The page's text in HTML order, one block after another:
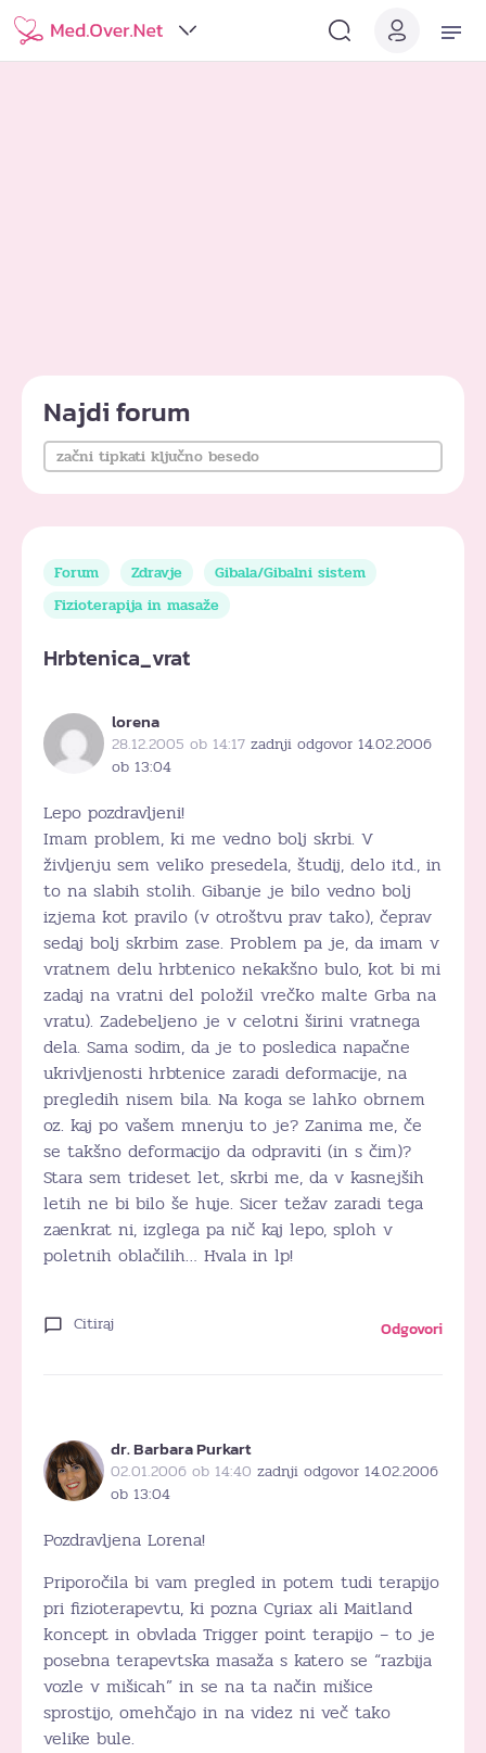
Najdi forum
Forum Zdravje
Gibala/Gibalni sistem
Fizioterapija in masaže
Hrbtenica_vrat
lorena
28.12.2005 ob 14:17 zadnji odgovor 14.02.2006
ob 13:04
Lepo pozdravljeni!
Imam problem, ki me vedno bolj skrbi. V
življenju sem veliko presedela, študij, delo itd., in
to na slabih stolih. Gibanje je bilo vedno bolj
izjema kot pravilo (v otroštvu prav tako), čeprav
sedaj bolj skrbim zase. Problem pa je, da imam v
vratnem delu hrbtenico nekakšno bulo, kot bi mi
zadaj na vratni del položil vrečko malte Grba na
vratu). Zadebeljeno je v celotni širini vratnega
dela. Sama sodim, da je to posledica napačne
ukrivljenosti hrbtenice zaradi deformacije, na
pregledih nisem bila. Na koga se lahko obrnem
oz. kaj po vašem mnenju to je? Zanima me, če
se takšno deformacijo da odpraviti (in s čim)?
Stara sem trideset let, skrbi me, da v kasnejših
letih ne bi bilo še huje. Sicer težav zaradi tega
zaenkrat ni, izglega pa nič kaj lepo, sploh v
poletnih oblačilih… Hvala in lp!
Citiraj Odgovori
dr. Barbara Purkart
02.01.2006 ob 14:40 zadnji odgovor 14.02.2006
ob 13:04
Pozdravljena Lorena!
Priporočila bi vam pregled in potem tudi terapijo
pri fizioterapevtu, ki pozna Cyriax ali Maitland
koncept in obvlada Trigger point terapijo – to je
posebna terapevtska masaža s katero se “razbija
vozle v mišicah” in se na ta način mišice
sprostijo, omehčajo in na videz ni več tako
velike bule.